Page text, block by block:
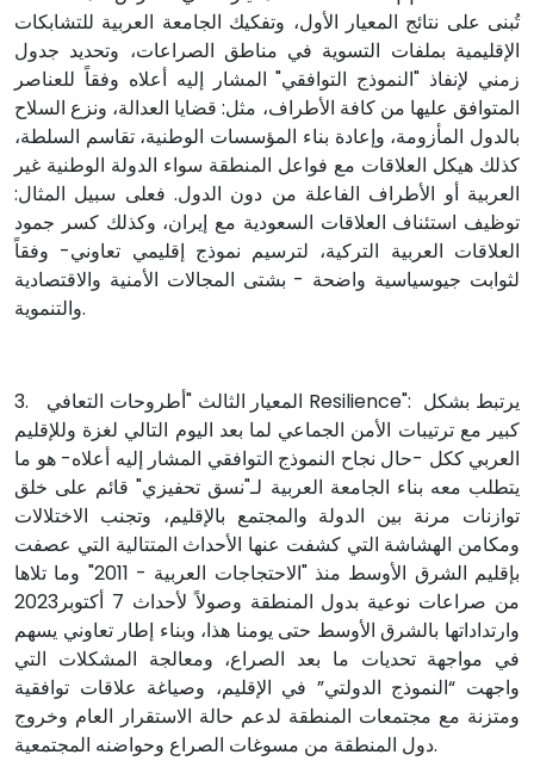
تُبنى على نتائج المعيار الأول، وتفكيك الجامعة العربية للتشابكات
الإقليمية بملفات التسوية في مناطق الصراعات، وتحديد جدول
زمني لإنفاذ "النموذج التوافقي" المشار إليه أعلاه وفقاً للعناصر
المتوافق عليها من كافة الأطراف، مثل: قضايا العدالة، ونزع السلاح
بالدول المأزومة، وإعادة بناء المؤسسات الوطنية، تقاسم السلطة،
كذلك هيكل العلاقات مع فواعل المنطقة سواء الدولة الوطنية غير
العربية أو الأطراف الفاعلة من دون الدول. فعلى سبيل المثال:
توظيف استئناف العلاقات السعودية مع إيران، وكذلك كسر جمود
العلاقات العربية التركية، لترسيم نموذج إقليمي تعاوني- وفقاً
لثوابت جيوسياسية واضحة - بشتى المجالات الأمنية والاقتصادية
والتنموية.
3. المعيار الثالث "أطروحات التعافي Resilience": يرتبط بشكل
كبير مع ترتيبات الأمن الجماعي لما بعد اليوم التالي لغزة وللإقليم
العربي ككل -حال نجاح النموذج التوافقي المشار إليه أعلاه- هو ما
يتطلب معه بناء الجامعة العربية لـ"نسق تحفيزي" قائم على خلق
توازنات مرنة بين الدولة والمجتمع بالإقليم، وتجنب الاختلالات
ومكامن الهشاشة التي كشفت عنها الأحداث المتتالية التي عصفت
بإقليم الشرق الأوسط منذ "الاحتجاجات العربية - 2011" وما تلاها
من صراعات نوعية بدول المنطقة وصولاً لأحداث 7 أكتوبر2023
وارتداداتها بالشرق الأوسط حتى يومنا هذا، وبناء إطار تعاوني يسهم
في مواجهة تحديات ما بعد الصراع، ومعالجة المشكلات التي
واجهت “النموذج الدولتي” في الإقليم، وصياغة علاقات توافقية
ومتزنة مع مجتمعات المنطقة لدعم حالة الاستقرار العام وخروج
دول المنطقة من مسوغات الصراع وحواضنه المجتمعية.